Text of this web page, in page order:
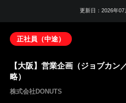
更新日：2026年07
正社員（中途）
【大阪】営業企画（ジョブカン
略）
株式会社DONUTS